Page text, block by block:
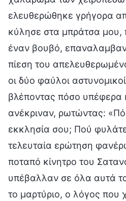
ελευθερώθηκε γρήγορα
κύλησε στα μπράτσα
έναν βουβό,
πίεση του
οι δύο φαύλοι
βλέποντας πόσο υπέφερα
ανέκριναν, ρωτώντας:
εκκλησία σου; Πού
τελευταία ερώτηση
ποταπό κίνητρο του
υπέβαλλαν σε όλα αυτά
το μαρτύριο, ο λόγος που